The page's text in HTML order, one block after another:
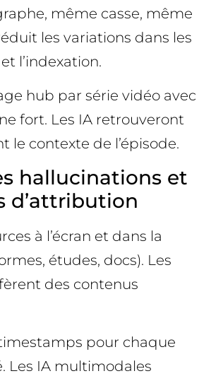
même casse, même
les variations dans les
l’indexation.
hub par série vidéo avec
fort. Les IA retrouveront
le contexte de l’épisode.
hallucinations et
d’attribution
à l’écran et dans la
études, docs). Les
des contenus
pour chaque
Les IA multimodales